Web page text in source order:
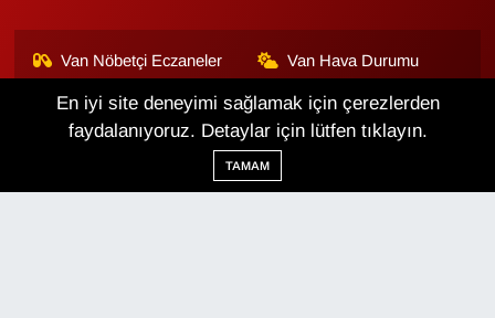
Van Nöbetçi Eczaneler Van Hava Durumu
Van Namaz Vakitleri
Van Trafik Yoğunluk
Haritası
Puan Durumu ve Fikstür
En iyi site deneyimi sağlamak için çerezlerden
faydalanıyoruz. Detaylar için lütfen tıklayın.
TAMAM